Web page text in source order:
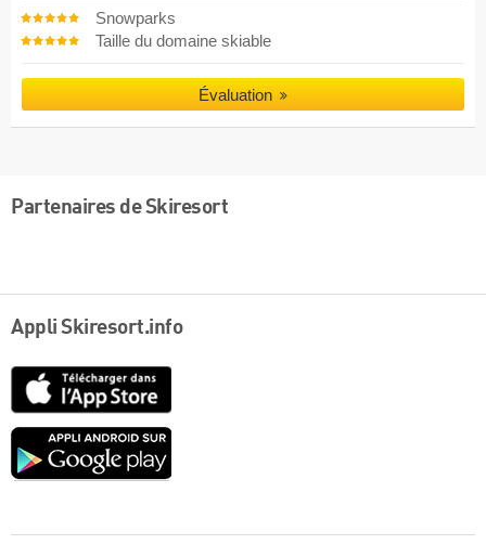
Snowparks
Taille du domaine skiable
Évaluation
Partenaires de Skiresort
Appli Skiresort.info
Google